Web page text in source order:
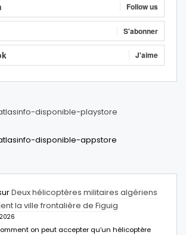
Follow us
S'abonner
J'aime
Deux hélicoptères militaires algériens
la ville frontalière de Figuig
on peut accepter qu’un hélicoptère